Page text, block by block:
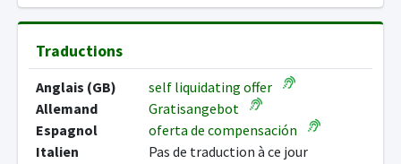
Traductions
Anglais (GB)
self liquidating offer
Allemand
Gratisangebot
Espagnol
oferta de compensación
Italien
Pas de traduction à ce jour